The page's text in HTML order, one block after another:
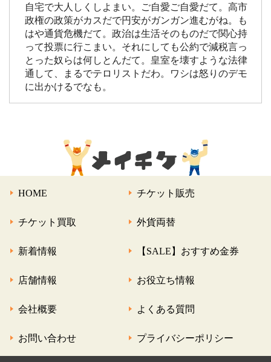
自宅で大人しくしよまい。ご自愛ご自愛だて。高市
政権の政策がカスだで円安がガンガン進むがね。も
はや通貨危機だて。政治は生活そのものだで関心持
って投票に行こまい。それにしても公約で減税言っ
とった奴らは何しとんだて。皇室を壊すような法律
通して、まるでテロリストだわ。ワシは怒りのデモ
に出かけるでなも。
HOME チケット販売
チケット買取 外貨両替
新着情報 【SALE】おすすめ金券
店舗情報 お役立ち情報
会社概要 よくある質問
お問い合わせ プライバシーポリシー